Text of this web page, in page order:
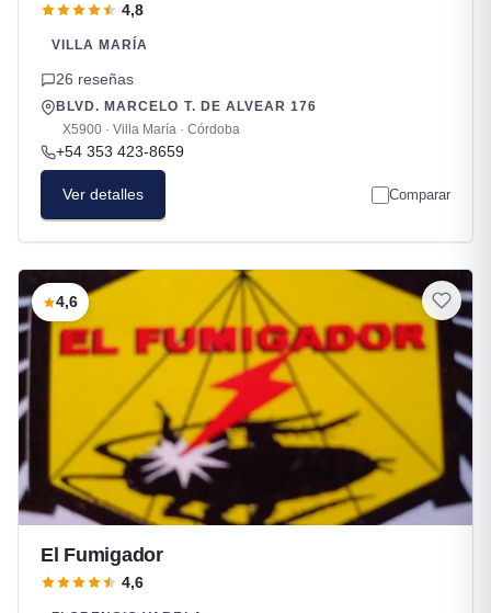
4,8
VILLA MARÍA
26 reseñas
BLVD. MARCELO T. DE ALVEAR 176
X5900 · Villa María · Córdoba
+54 353 423-8659
Ver detalles Comparar
4,6
El Fumigador
4,6